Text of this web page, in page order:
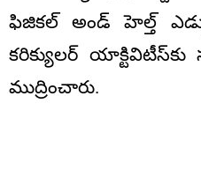
ఫిజికల్ అండ్ హెల్త్
కరిక్యులర్ యాక్టివిటీస్‌కు
ముద్రించారు.